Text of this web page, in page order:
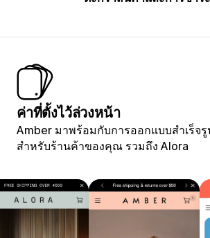
ค่าที่ตั้งไว้ล่วงหน้า
Amber มาพร้อมกับการออกแบบสำเร็จรู
สำหรับร้านค้าของคุณ รวมถึง Alora